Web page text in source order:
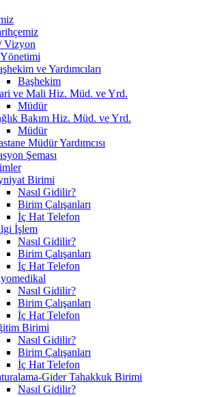
Vizyon
ve Yardımcıları
Başhekim
ve Mali Hiz. Müd. ve Yrd.
Müdür
Bakım Hiz. Müd. ve Yrd.
Müdür
Müdür Yardımcısı
Şeması
Birimi
Nasıl Gidilir?
Birim Çalışanları
İç Hat Telefon
İşlem
Nasıl Gidilir?
Birim Çalışanları
İç Hat Telefon
Nasıl Gidilir?
Birim Çalışanları
İç Hat Telefon
Birimi
Nasıl Gidilir?
Birim Çalışanları
İç Hat Telefon
Gider Tahakkuk Birimi
Nasıl Gidilir?